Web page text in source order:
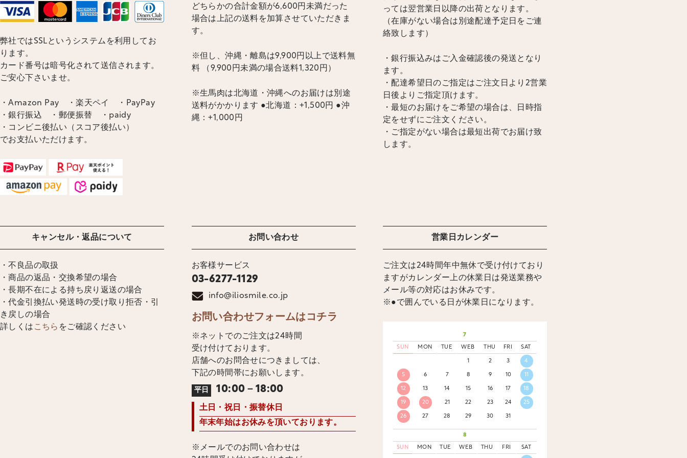
弊社ではSSLというシステムを利用してお
ります。
カード番号は暗号化されて送信されます。
ご安心下さいませ。
・Amazon Pay ・楽天ペイ ・PayPay
・銀行振込 ・郵便振替 ・paidy
・コンビニ後払い（スコア後払い）
でお支払いただけます。
どちらかの合計金額が6,600円未満だった
場合は上記の送料を加算させていただきま
す。
※但し、沖縄・離島は9,900円以上で送料無
料 （9,900円未満の場合送料1,320円）
※生馬肉は北海道・沖縄へのお届けは別途
送料がかかります ●北海道：+1,500円 ●沖
縄：+1,000円
っては翌営業日以降の出荷となります。
（在庫がない場合は別途配達予定日をご連
絡致します）
・銀行振込みはご入金確認後の発送となり
ます。
・配達希望日のご指定はご注文日より2営業
日後よりご指定頂けます。
・最短のお届けをご希望の場合は、日時指
定をせずにご注文ください。
・ご指定がない場合は最短出荷でお届け致
します。
キャンセル・返品について
・不良品の取扱
・商品の返品・交換希望の場合
・長期不在による持ち戻り返送の場合
・代金引換払い発送時の受け取り拒否・引
き戻しの場合
詳しくは こちら をご確認ください
お問い合わせ
お客様サービス
03-6277-1129
info@iliosmile.co.jp
お問い合わせフォームはコチラ
※ネットでのご注文は24時間
受け付けております。
店舗へのお問合せにつきましては、
下記の時間帯にお願いします。
平日 10:00－18:00
土日・祝日・振替休日
年末年始はお休みを頂いております。
※メールでのお問い合わせは
営業日カレンダー
ご注文は24時間年中無休で受け付けており
ますがカレンダー上の休業日は発送業務や
メール等の対応はお休みです。
※●で囲んでいる日が休業日になります。
7
SUN MON TUE WEB THU FRI SAT
1 2 3 4
5 6 7 8 9 10 11
12 13 14 15 16 17 18
19 20 21 22 23 24 25
26 27 28 29 30 31
8
SUN MON TUE WEB THU FRI SAT